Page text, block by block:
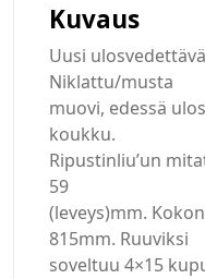
Kuvaus
Uusi
Niklattu/musta
muovi, edessä
koukku.
Ripustinliu’un
59
(leveys)mm.
815mm. Ruuviksi
soveltuu 4×15